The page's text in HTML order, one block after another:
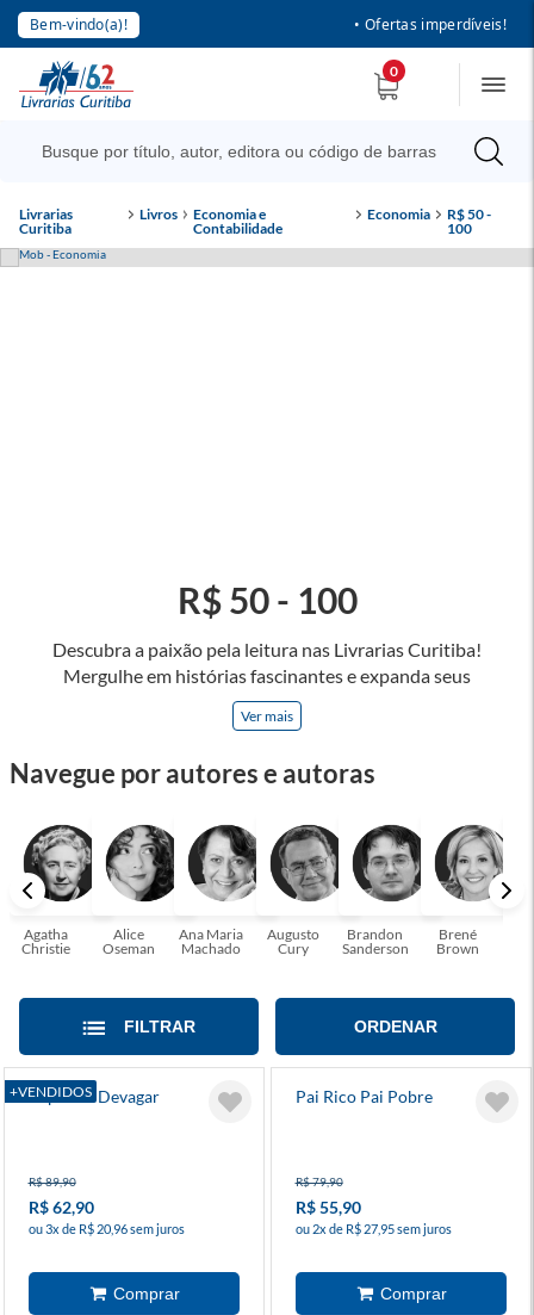
Bem-vindo(a)! • Ofertas imperdíveis!
0
Livrarias
Curitiba
Livros
Economia e
Contabilidade
Economia
R$ 50 -
100
Descubra a paixão pela leitura nas Livrarias Curitiba!
Mergulhe em histórias fascinantes e expanda seus
horizontes, onde cada página é uma porta para novos
universos e perspectivas. Ler nos permite viajar sem sair do
e tenha a oportunidade de alcançar o seu crescimento
passe um tempo no mundo da imaginação! A leitura
transforma vidas e estamos aqui para ajudar a transformar a
sua! Tenha certeza, temos o livro perfeito para você!
Ver mais
R$ 50 - 100
Navegue por autores e autoras
Agatha
Christie
Alice
Oseman
Ana Maria
Machado
Augusto
Cury
Brandon
Sanderson
Brené
Brown
FILTRAR ORDENAR
+VENDIDOS
Rápido E Devagar
R$ 89,90
R$ 62,90
ou 3x de R$ 20,96 sem juros
Pai Rico Pai Pobre
R$ 79,90
R$ 55,90
ou 2x de R$ 27,95 sem juros